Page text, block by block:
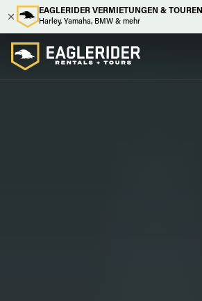
EAGLERIDER VERMIETUNGEN & TOUREN
Harley, Yamaha, BMW & mehr